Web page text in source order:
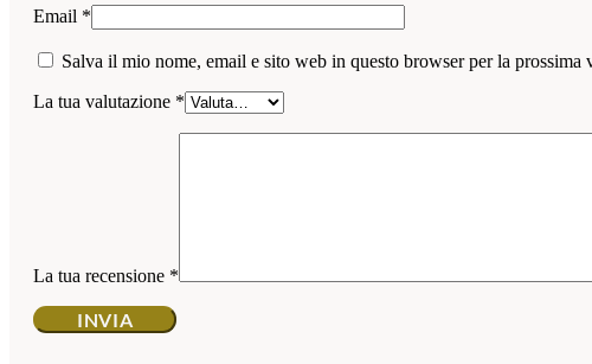
Email *
Salva il mio nome, email e sito web in questo browser per la prossima
La tua valutazione *
La tua recensione *